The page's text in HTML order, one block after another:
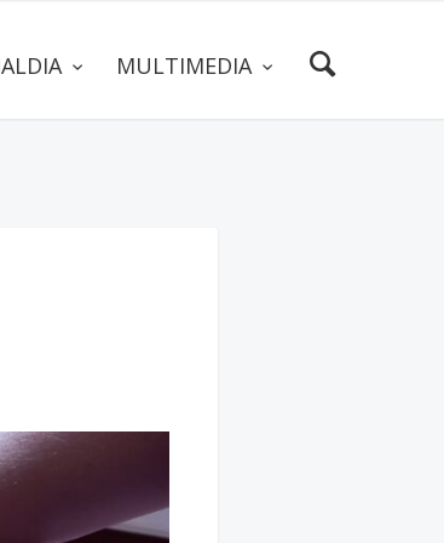
MULTIMEDIA